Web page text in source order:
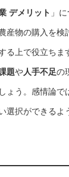
デメリット 」
産物の購入を検
る上で役立ちま
題や人手不足の
ょう。感情論で
選択ができる